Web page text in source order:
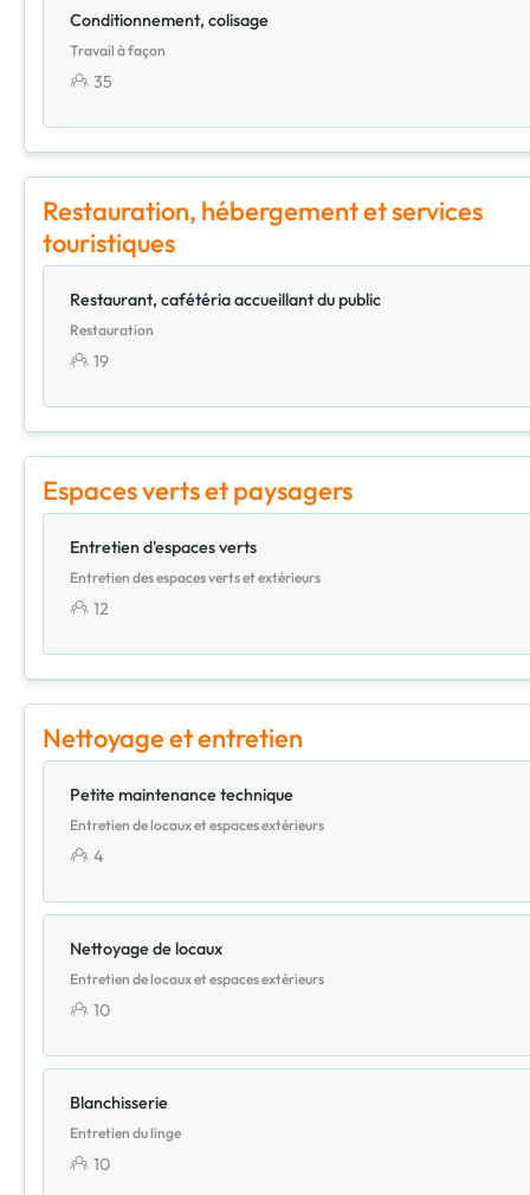
Conditionnement, colisage
Travail à façon
35
Restauration, hébergement et services
touristiques
Restaurant, cafétéria accueillant du public
Restauration
19
Espaces verts et paysagers
Entretien d'espaces verts
Entretien des espaces verts et extérieurs
12
Nettoyage et entretien
Petite maintenance technique
Entretien de locaux et espaces extérieurs
4
Nettoyage de locaux
Entretien de locaux et espaces extérieurs
10
Blanchisserie
Entretien du linge
10